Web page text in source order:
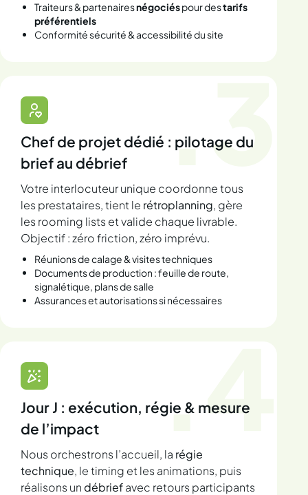
Traiteurs & partenairesnégociéspour destarifs
préférentiels
Conformité sécurité & accessibilité du site
.3
Chef de projet dédié : pilotage du
brief au débrief
Votre interlocuteur unique coordonne tous
les prestataires, tient le rétroplanning, gère
les rooming lists et valide chaque livrable.
Objectif : zéro friction, zéro imprévu.
Réunions de calage & visites techniques
Documents de production : feuille de route,
signalétique, plans de salle
Assurances et autorisations si nécessaires
.4
Jour J : exécution, régie & mesure
de l’impact
Nous orchestrons l’accueil, la régie
technique, le timing et les animations, puis
réalisons un débriefavec retours participants